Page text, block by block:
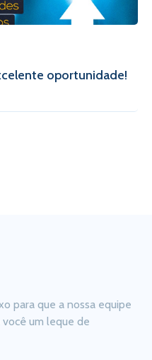
oportunidade!
para que a nossa equipe
um leque de